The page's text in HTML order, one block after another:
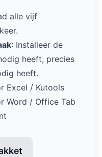
alle vijf
: Installeer de
heeft, precies
heeft.
Excel / Kutools
Word / Office Tab